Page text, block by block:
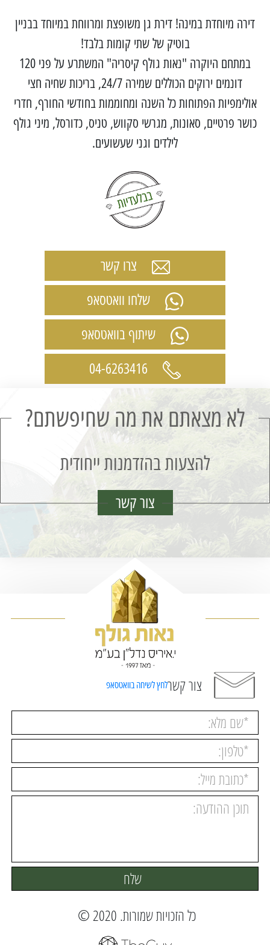
דירה מיוחדת במינה! דירת גן משופצת ומרווחת במיוחד בבניין
בוטיק של שתי קומות בלבד!
במתחם היוקרה "נאות גולף קיסריה" המשתרע על פני 120
דונמים ירוקים הכוללים שמירה 24/7, בריכות שחיה חצי
אולימפיות הפתוחות כל השנה ומחוממות בחודשי החורף, חדרי
כושר פרטיים, סאונות, מגרשי סקווש, טניס, כדורסל, מיני גולף
לילדים וגני שעשועים.
צרו קשר
שלחו וואטסאפ
שיתוף בוואטסאפ
לא מצאתם את מה שחיפשתם?
להצעות בהזדמנות ייחודית
צור קשר
צור קשרלחץ לשיחה בוואטסאפ
כל הזכויות שמורות. 2020 © ️